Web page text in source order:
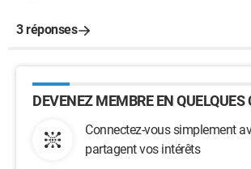
3 réponses
DEVENEZ MEMBRE EN QUELQUES
Connectez-vous simplement
partagent vos intérêts